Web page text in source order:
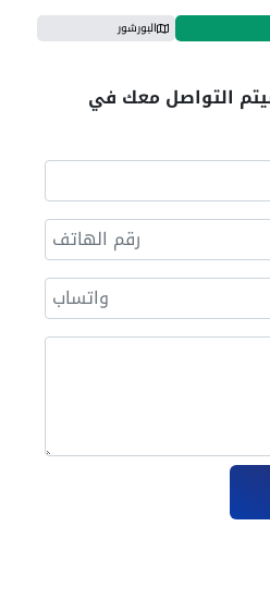
البورشور
التواصل معك في